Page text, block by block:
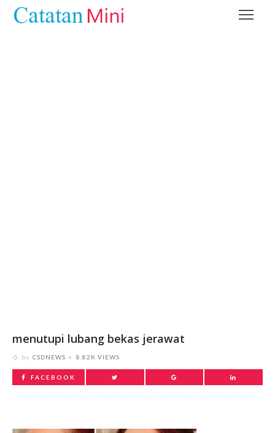
menutupi lubang bekas jerawat
by CSDNEWS 8.82K VIEWS
FACEBOOK